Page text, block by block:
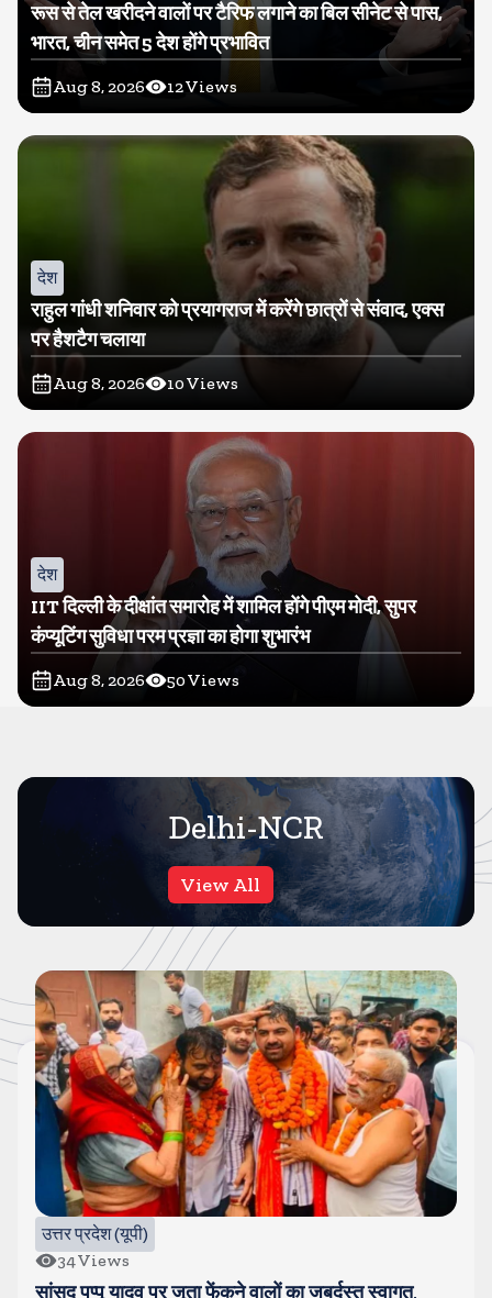
रूस से तेल खरीदने वालों पर टैरिफ लगाने का बिल सीनेट से पास,
भारत, चीन समेत 5 देश होंगे प्रभावित
Aug 8, 2026 12Views
देश
राहुल गांधी शनिवार को प्रयागराज में करेंगे छात्रों से संवाद, एक्स
पर हैशटैग चलाया
Aug 8, 2026 10Views
देश
IIT दिल्ली के दीक्षांत समारोह में शामिल होंगे पीएम मोदी, सुपर
कंप्यूटिंग सुविधा परम प्रज्ञा का होगा शुभारंभ
Aug 8, 2026 50Views
Delhi-NCR
View All
उत्तर प्रदेश (यूपी)
34Views
सांसद पप्पू यादव पर जूता फेंकने वालों का जबर्दस्त स्वागत,